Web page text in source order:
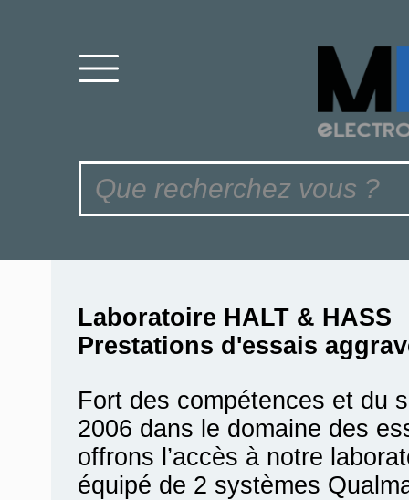
Laboratoire HALT & HASS
Prestations d'essais
Fort des compétences et du
2006 dans le domaine des
offrons l’accès à notre
équipé de 2 systèmes